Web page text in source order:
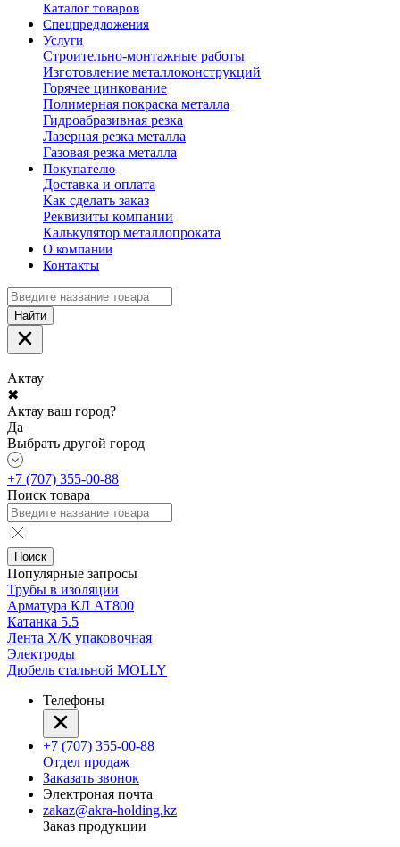
Каталог товаров
Спецпредложения
Услуги
Строительно-монтажные работы
Изготовление металлоконструкций
Горячее цинкование
Полимерная покраска металла
Гидроабразивная резка
Лазерная резка металла
Газовая резка металла
Покупателю
Доставка и оплата
Как сделать заказ
Реквизиты компании
Калькулятор металлопроката
О компании
Контакты
Найти
Актау
✖
Актау ваш город?
Да
Выбрать другой город
+7 (707) 355-00-88
Поиск товара
Поиск
Популярные запросы
Трубы в изоляции
Арматура КЛ АТ800
Катанка 5.5
Лента Х/К упаковочная
Электроды
Дюбель стальной MOLLY
Телефоны
+7 (707) 355-00-88
Отдел продаж
Заказать звонок
Электроная почта
zakaz@akra-holding.kz
Заказ продукции